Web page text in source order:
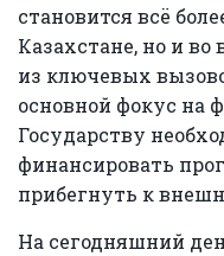
становится всё
Казахстане, но и
из ключевых
основной фокус на
Государству
финансировать
прибегнуть к
На сегодняшний